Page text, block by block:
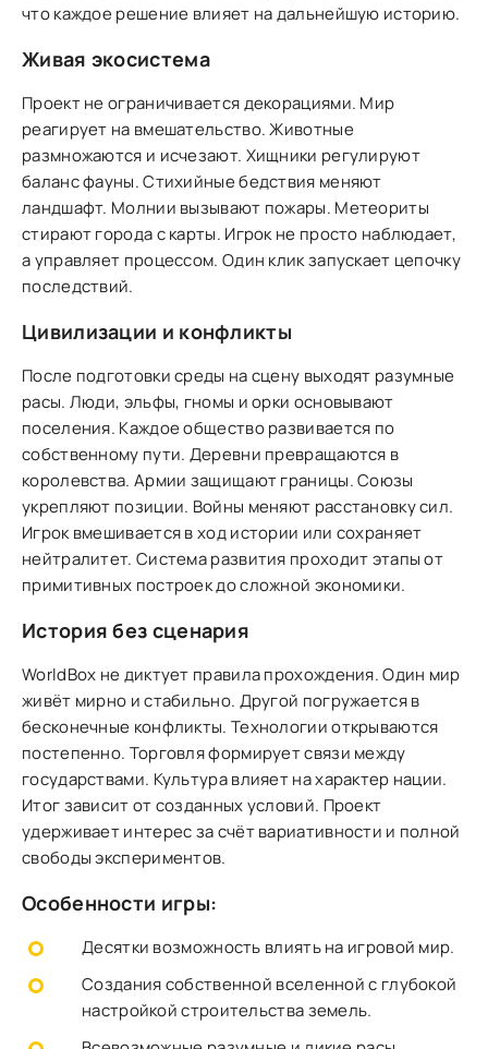
что каждое решение влияет на дальнейшую историю.
Живая экосистема
Проект не ограничивается декорациями. Мир
реагирует на вмешательство. Животные
размножаются и исчезают. Хищники регулируют
баланс фауны. Стихийные бедствия меняют
ландшафт. Молнии вызывают пожары. Метеориты
стирают города с карты. Игрок не просто наблюдает,
а управляет процессом. Один клик запускает цепочку
последствий.
Цивилизации и конфликты
После подготовки среды на сцену выходят разумные
расы. Люди, эльфы, гномы и орки основывают
поселения. Каждое общество развивается по
собственному пути. Деревни превращаются в
королевства. Армии защищают границы. Союзы
укрепляют позиции. Войны меняют расстановку сил.
Игрок вмешивается в ход истории или сохраняет
нейтралитет. Система развития проходит этапы от
примитивных построек до сложной экономики.
История без сценария
WorldBox не диктует правила прохождения. Один мир
живёт мирно и стабильно. Другой погружается в
бесконечные конфликты. Технологии открываются
постепенно. Торговля формирует связи между
государствами. Культура влияет на характер нации.
Итог зависит от созданных условий. Проект
удерживает интерес за счёт вариативности и полной
свободы экспериментов.
Особенности игры:
Десятки возможность влиять на игровой мир.
Создания собственной вселенной с глубокой
настройкой строительства земель.